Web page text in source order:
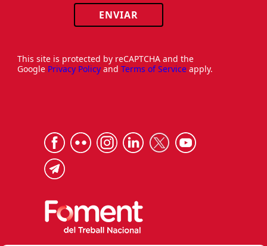
ENVIAR
This site is protected by reCAPTCHA and the
Google Privacy Policy and Terms of Service apply.